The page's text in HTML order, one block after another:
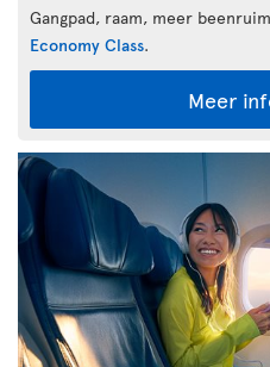
Gangpad, raam, meer
Economy Class.
Meer